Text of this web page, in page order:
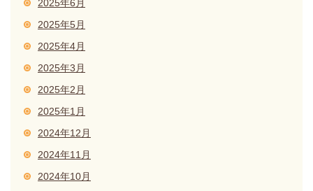
2025年6月
2025年5月
2025年4月
2025年3月
2025年2月
2025年1月
2024年12月
2024年11月
2024年10月